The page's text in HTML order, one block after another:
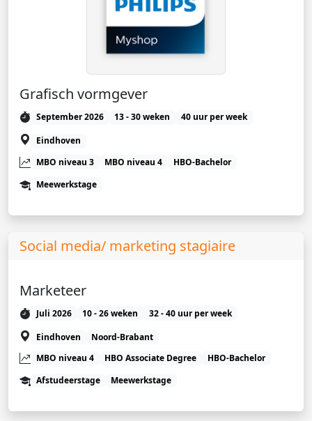
Grafisch vormgever
September 2026 13 - 30 weken
40 uur per week
Eindhoven
MBO niveau 3
MBO niveau 4
HBO-Bachelor
Meewerkstage
Social media/ marketing stagiaire
Marketeer
Juli 2026 10 - 26 weken
32 - 40 uur per week
Eindhoven
Noord-Brabant
MBO niveau 4
HBO Associate Degree
HBO-Bachelor
Afstudeerstage
Meewerkstage